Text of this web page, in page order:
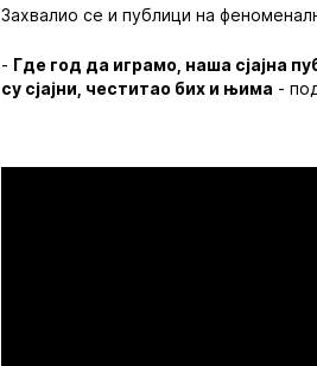
Захвалио се и публици на
- Где год да играмо, наша сјајна
су сјајни, честитао бих и њима -